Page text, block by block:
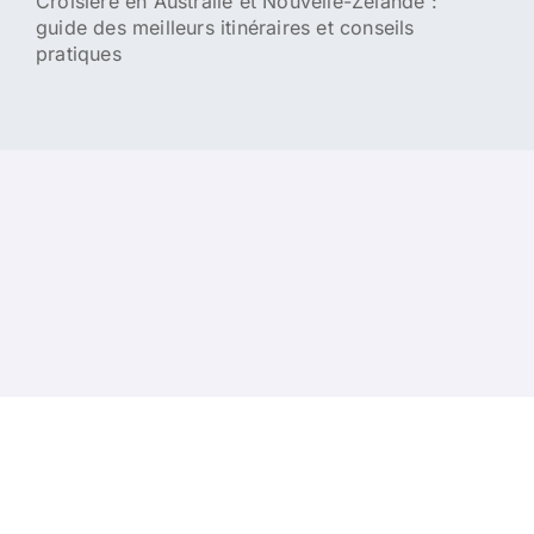
guide des meilleurs itinéraires et conseils
pratiques